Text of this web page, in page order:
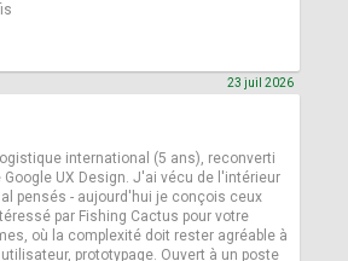
23 juil 2026
international (5 ans), reconverti
UX Design. J'ai vécu de l'intérieur
pensés - aujourd'hui je conçois ceux
par Fishing Cactus pour votre
où la complexité doit rester agréable à
prototypage. Ouvert à un poste